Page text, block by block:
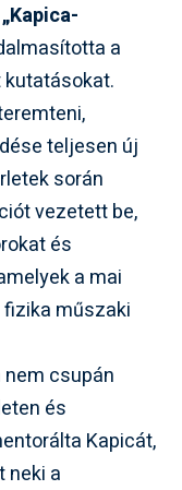
„Kapica-
a
teljesen új
során
vezetett be,
és
a mai
műszaki
csupán
és
Kapicát,
neki a